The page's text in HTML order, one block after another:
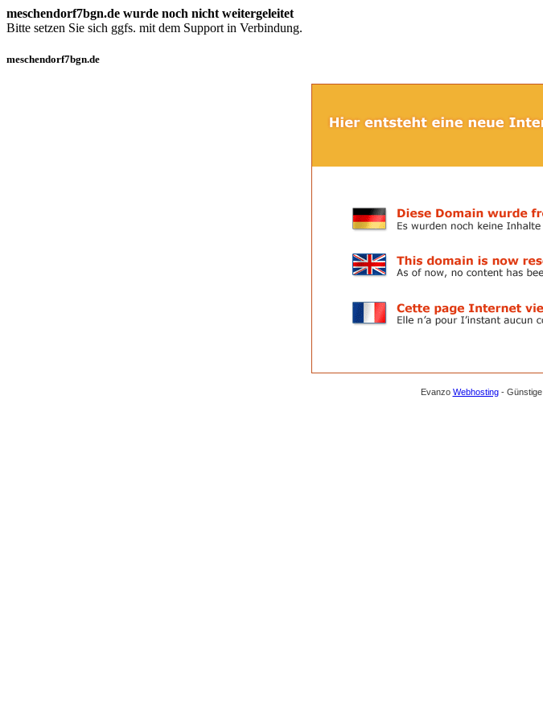
meschendorf7bgn.de wurde noch nicht weitergeleitet
Bitte setzen Sie sich ggfs. mit dem Support in Verbindung.
meschendorf7bgn.de
Evanzo Webhosting- Günstige